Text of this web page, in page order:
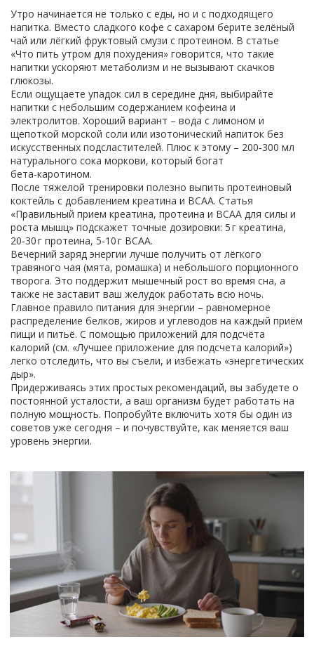
Утро начинается не только с еды, но и с подходящего
напитка. Вместо сладкого кофе с сахаром берите зелёный
чай или лёгкий фруктовый смузи с протеином. В статье
«Что пить утром для похудения» говорится, что такие
напитки ускоряют метаболизм и не вызывают скачков
глюкозы.
Если ощущаете упадок сил в середине дня, выбирайте
напитки с небольшим содержанием кофеина и
электролитов. Хороший вариант – вода с лимоном и
щепоткой морской соли или изотонический напиток без
искусственных подсластителей. Плюс к этому – 200‑300 мл
натурального сока моркови, который богат
бета‑каротином.
После тяжелой тренировки полезно выпить протеиновый
коктейль с добавлением креатина и BCAA. Статья
«Правильный прием креатина, протеина и BCAA для силы и
роста мышц» подскажет точные дозировки: 5 г креатина,
20‑30 г протеина, 5‑10 г BCAA.
Вечерний заряд энергии лучше получить от лёгкого
травяного чая (мята, ромашка) и небольшого порционного
творога. Это поддержит мышечный рост во время сна, а
также не заставит ваш желудок работать всю ночь.
Главное правило питания для энергии – равномерное
распределение белков, жиров и углеводов на каждый приём
пищи и питьё. С помощью приложений для подсчёта
калорий (см. «Лучшее приложение для подсчета калорий»)
легко отследить, что вы съели, и избежать «энергетических
дыр».
Придерживаясь этих простых рекомендаций, вы забудете о
постоянной усталости, а ваш организм будет работать на
полную мощность. Попробуйте включить хотя бы один из
советов уже сегодня – и почувствуйте, как меняется ваш
уровень энергии.